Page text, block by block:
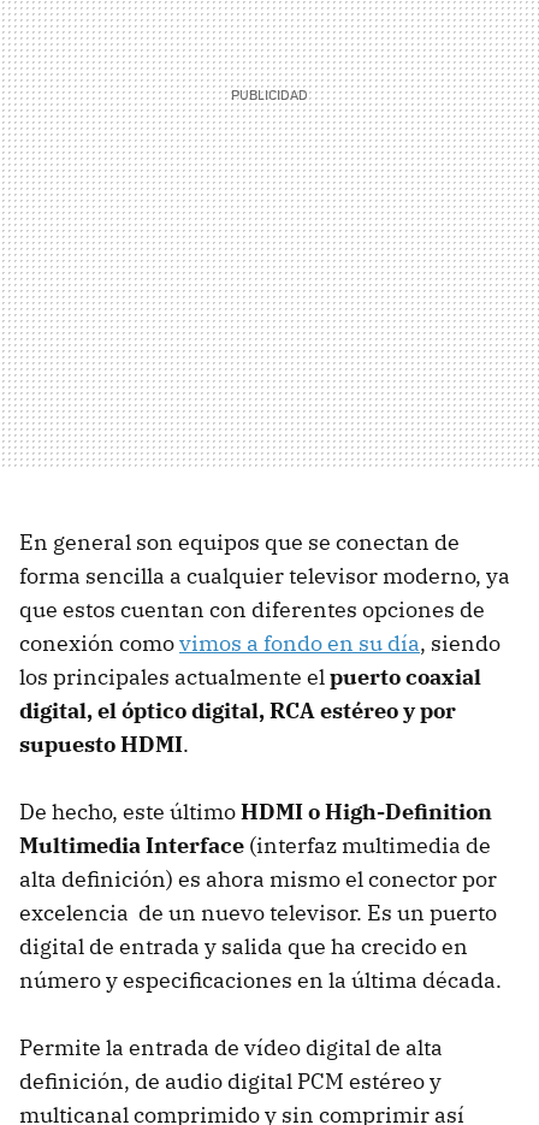
En general son equipos que se conectan de
forma sencilla a cualquier televisor moderno, ya
que estos cuentan con diferentes opciones de
conexión comovimos a fondo en su día, siendo
los principales actualmente elpuerto coaxial
digital, el óptico digital, RCA estéreo y por
supuesto HDMI.
De hecho, este últimoHDMI o High-Definition
Multimedia Interface (interfaz multimedia de
alta definición) es ahora mismo el conector por
excelencia de un nuevo televisor. Es un puerto
digital de entrada y salida que ha crecido en
número y especificaciones en la última década.
Permite la entrada de vídeo digital de alta
definición, de audio digital PCM estéreo y
multicanal comprimido y sin comprimir así